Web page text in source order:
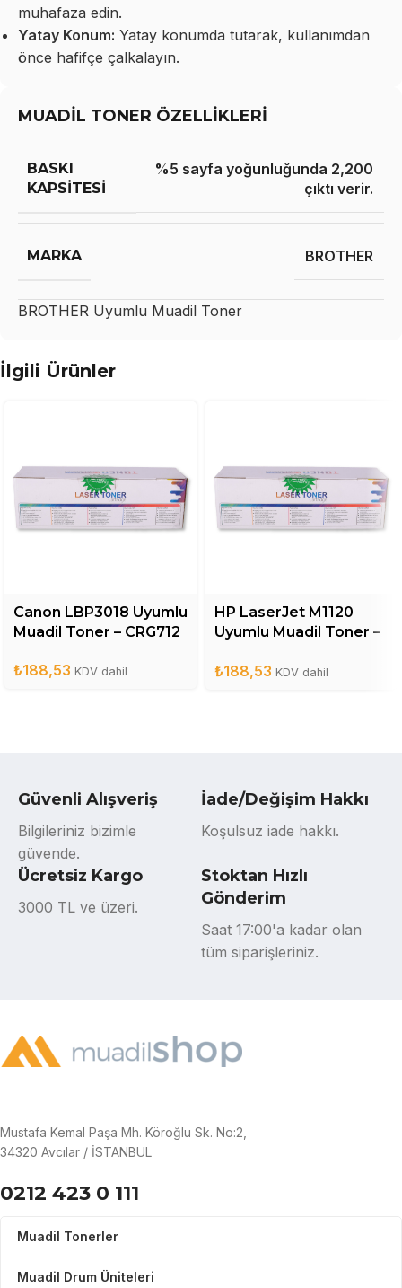
muhafaza edin.
Yatay Konum: Yatay konumda tutarak, kullanımdan
önce hafifçe çalkalayın.
MUADİL TONER ÖZELLİKLERİ
BASKI
KAPSITESI
%5 sayfa yoğunluğunda 2,200
çıktı verir.
MARKA BROTHER
BROTHER Uyumlu Muadil Toner
İlgili Ürünler
Canon LBP3018 Uyumlu
Muadil Toner – CRG712
₺188,53 KDV dahil
HP LaserJet M1120
Uyumlu Muadil Toner –
₺188,53 KDV dahil
Güvenli Alışveriş
Bilgileriniz bizimle
güvende.
İade/Değişim Hakkı
Koşulsuz iade hakkı.
Ücretsiz Kargo
3000 TL ve üzeri.
Stoktan Hızlı
Gönderim
Saat 17:00'a kadar olan
tüm siparişleriniz.
Mustafa Kemal Paşa Mh. Köroğlu Sk. No:2,
34320 Avcılar / İSTANBUL
0212 423 0 111
Muadil Tonerler
Muadil Drum Üniteleri